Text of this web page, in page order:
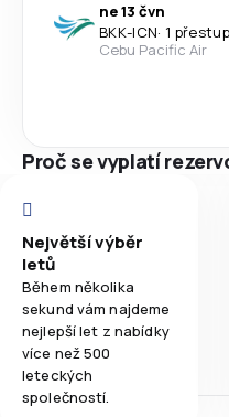
ne 13 čvn
BKK-ICN· 1 přestup
Cebu Pacific Air
Proč se vyplatí
Největší výběr
letů
Během několika
sekund vám najdeme
nejlepší let z nabídky
více než 500
leteckých
společností.